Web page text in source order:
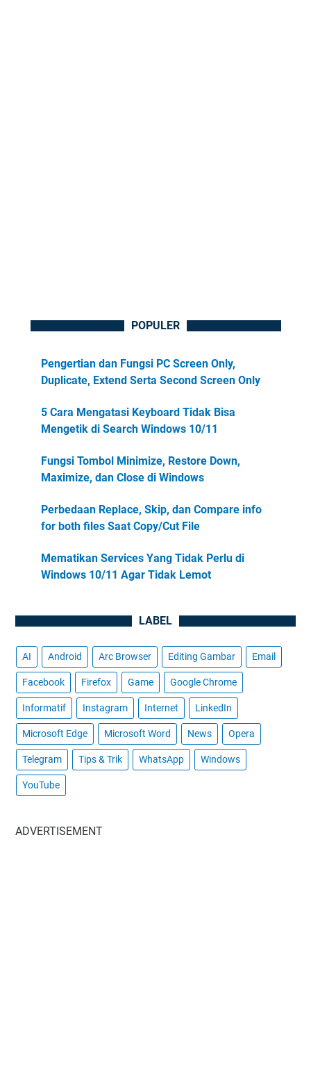
POPULER
Pengertian dan Fungsi PC Screen Only,
Duplicate, Extend Serta Second Screen Only
5 Cara Mengatasi Keyboard Tidak Bisa
Mengetik di Search Windows 10/11
Fungsi Tombol Minimize, Restore Down,
Maximize, dan Close di Windows
Perbedaan Replace, Skip, dan Compare info
for both files Saat Copy/Cut File
Mematikan Services Yang Tidak Perlu di
Windows 10/11 Agar Tidak Lemot
LABEL
AI Android Arc Browser Editing Gambar Email
Facebook Firefox Game Google Chrome
Informatif Instagram Internet LinkedIn
Microsoft Edge Microsoft Word News Opera
Telegram Tips & Trik WhatsApp Windows
YouTube
ADVERTISEMENT